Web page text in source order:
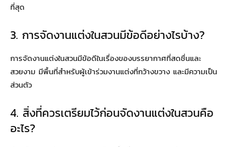
ที่สุด
3. การจัดงานแต่งในสวนมีข้อดีอย่างไรบ้าง?
การจัดงานแต่งในสวนมีข้อดีในเรื่องของบรรยากาศที่สดชื่นและ
สวยงาม มีพื้นที่สำหรับผู้เข้าร่วมงานแต่งที่กว้างขวาง และมีความเป็น
ส่วนตัว
4. สิ่งที่ควรเตรียมไว้ก่อนจัดงานแต่งในสวนคือ
อะไร?